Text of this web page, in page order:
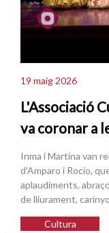
19 maig 2026
L'Associació
va coronar a
Inma i Martina van
d'Amparo i Rocío,
aplaudiments,
de lliurament,
Cultura